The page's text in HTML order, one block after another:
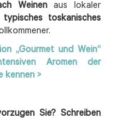
Weinenaus lokaler
typisches toskanisches
„Gourmet und Wein“
Aromen der
kennen >
Sie? Schreiben